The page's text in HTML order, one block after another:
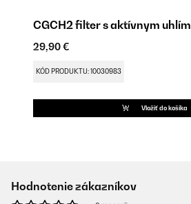
CGCH2 filter s aktívnym uhlím
29,90 €
KÓD PRODUKTU: 10030983
Vložiť do košíka
Hodnotenie zákazníkov